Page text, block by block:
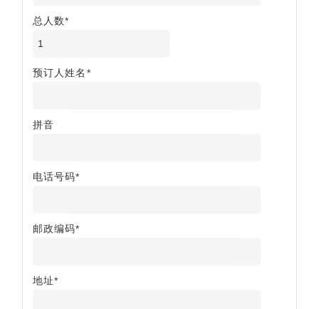
总人数*
预订人姓名*
拼音
电话号码*
邮政编码*
地址*